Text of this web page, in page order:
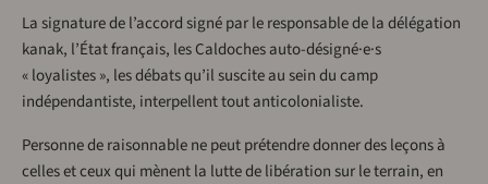
La signature de l’accord signé par le responsable de la délégation
kanak, l’État français, les Caldoches auto-désigné·e·s
« loyalistes », les débats qu’il suscite au sein du camp
indépendantiste, interpellent tout anticolonialiste.
Personne de raisonnable ne peut prétendre donner des leçons à
celles et ceux qui mènent la lutte de libération sur le terrain, en